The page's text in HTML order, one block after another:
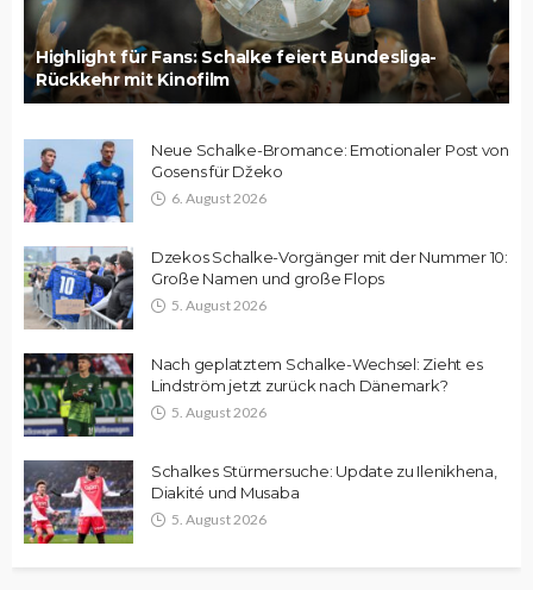
Highlight für Fans: Schalke feiert Bundesliga-
Rückkehr mit Kinofilm
Neue Schalke-Bromance: Emotionaler Post von
Gosens für Džeko
6. August 2026
Dzekos Schalke-Vorgänger mit der Nummer 10:
Große Namen und große Flops
5. August 2026
Nach geplatztem Schalke-Wechsel: Zieht es
Lindström jetzt zurück nach Dänemark?
5. August 2026
Schalkes Stürmersuche: Update zu Ilenikhena,
Diakité und Musaba
5. August 2026